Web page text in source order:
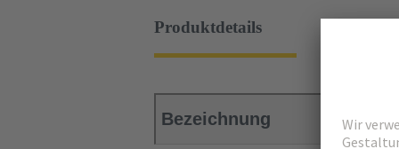
Produktdetails
Bezeichnung